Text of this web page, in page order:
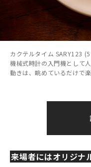
カクテルタイム SARY123
機械式時計の入門機として
動きは、眺めているだけで
来場者にはオリジナ